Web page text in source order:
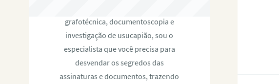
grafotécnica, documentoscopia e
investigação de usucapião, sou o
especialista que você precisa para
desvendar os segredos das
assinaturas e documentos, trazendo